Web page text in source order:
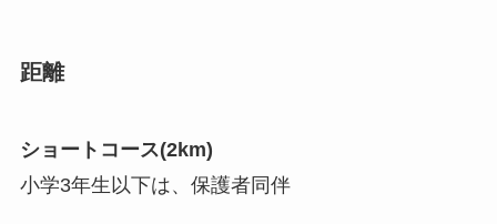
距離
ショートコース(2km)
小学3年生以下は、保護者同伴